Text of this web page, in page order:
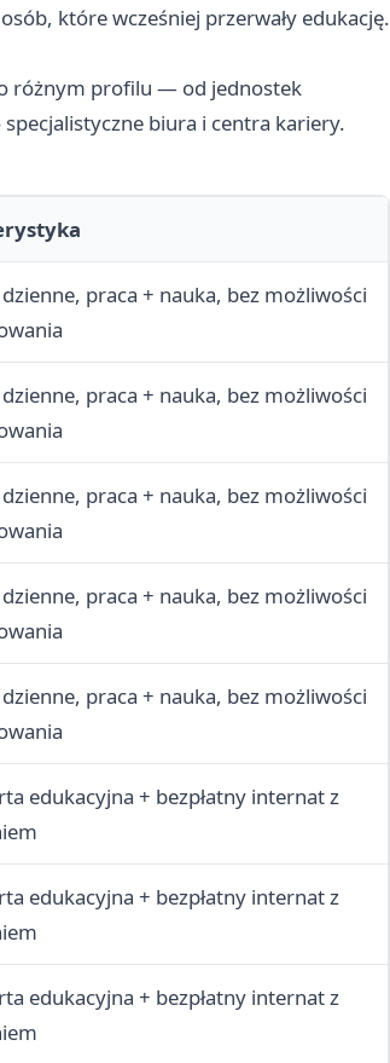
które wcześniej przerwały edukację.
o różnym profilu — od jednostek
biura i centra kariery.
praca + nauka, bez możliwości
praca + nauka, bez możliwości
praca + nauka, bez możliwości
praca + nauka, bez możliwości
praca + nauka, bez możliwości
edukacyjna + bezpłatny internat z
edukacyjna + bezpłatny internat z
edukacyjna + bezpłatny internat z